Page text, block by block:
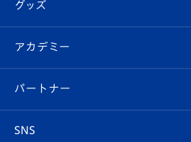
チケット
イベント
メディア
スタッフプロフィール
マスコット紹介
Revive Team
ヴィヴィくんの長崎おもてなしガイド
フォトギャラリー
スタジアムグルメ
V-LOVERS（ファンクラブ）
プレイヤーズスイート
グッズ
オンラインショップ
店舗情報
アカデミー
育成からのお知らせ
パートナー
SNS